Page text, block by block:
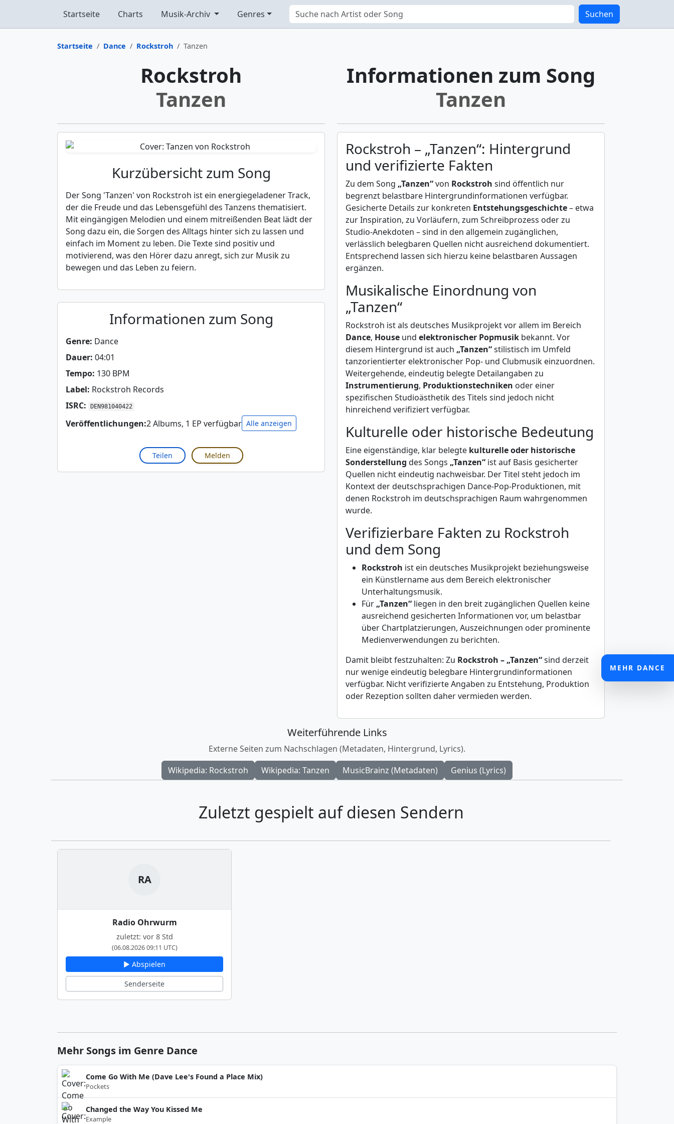
Startseite Charts Musik-Archiv Genres Suchen
Startseite Dance Rockstroh Tanzen
Rockstroh
Tanzen
Kurzübersicht zum Song
Der Song 'Tanzen' von Rockstroh ist ein energiegeladener Track,
der die Freude und das Lebensgefühl des Tanzens thematisiert.
Mit eingängigen Melodien und einem mitreißenden Beat lädt der
Song dazu ein, die Sorgen des Alltags hinter sich zu lassen und
einfach im Moment zu leben. Die Texte sind positiv und
motivierend, was den Hörer dazu anregt, sich zur Musik zu
bewegen und das Leben zu feiern.
Informationen zum Song
Genre: Dance
Dauer: 04:01
Tempo: 130 BPM
Label: Rockstroh Records
ISRC:
DEN981040422
Veröffentlichungen:2 Albums, 1 EP verfügbar Alle anzeigen
Teilen Melden
Informationen zum Song
Tanzen
Rockstroh – „Tanzen“: Hintergrund
und verifizierte Fakten
Zu dem Song „Tanzen“von Rockstroh sind öffentlich nur
begrenzt belastbare Hintergrundinformationen verfügbar.
Gesicherte Details zur konkreten Entstehungsgeschichte– etwa
zur Inspiration, zu Vorläufern, zum Schreibprozess oder zu
Studio-Anekdoten – sind in den allgemein zugänglichen,
verlässlich belegbaren Quellen nicht ausreichend dokumentiert.
Entsprechend lassen sich hierzu keine belastbaren Aussagen
ergänzen.
Musikalische Einordnung von
„Tanzen“
Rockstroh ist als deutsches Musikprojekt vor allem im Bereich
Dance, House und elektronischer Popmusik bekannt. Vor
diesem Hintergrund ist auch „Tanzen“stilistisch im Umfeld
tanzorientierter elektronischer Pop- und Clubmusik einzuordnen.
Weitergehende, eindeutig belegte Detailangaben zu
Instrumentierung, Produktionstechniken oder einer
spezifischen Studioästhetik des Titels sind jedoch nicht
hinreichend verifiziert verfügbar.
Kulturelle oder historische Bedeutung
Eine eigenständige, klar belegte kulturelle oder historische
Sonderstellung des Songs „Tanzen“ ist auf Basis gesicherter
Quellen nicht eindeutig nachweisbar. Der Titel steht jedoch im
Kontext der deutschsprachigen Dance-Pop-Produktionen, mit
denen Rockstroh im deutschsprachigen Raum wahrgenommen
wurde.
Verifizierbare Fakten zu Rockstroh
und dem Song
Rockstroh ist ein deutsches Musikprojekt beziehungsweise
ein Künstlername aus dem Bereich elektronischer
Unterhaltungsmusik.
Für „Tanzen“ liegen in den breit zugänglichen Quellen keine
ausreichend gesicherten Informationen vor, um belastbar
über Chartplatzierungen, Auszeichnungen oder prominente
Medienverwendungen zu berichten.
Damit bleibt festzuhalten: Zu Rockstroh – „Tanzen“sind derzeit
nur wenige eindeutig belegbare Hintergrundinformationen
verfügbar. Nicht verifizierte Angaben zu Entstehung, Produktion
oder Rezeption sollten daher vermieden werden.
Weiterführende Links
Externe Seiten zum Nachschlagen (Metadaten, Hintergrund, Lyrics).
Wikipedia: Rockstroh
Wikipedia: Tanzen MusicBrainz (Metadaten) Genius (Lyrics)
Zuletzt gespielt auf diesen Sendern
RA
Radio Ohrwurm
zuletzt: vor 8 Std
(06.08.2026 09:11 UTC)
▶ Abspielen
Senderseite
MEHR DANCE
Mehr Songs im Genre Dance
Come Go With Me (Dave Lee's Found a Place Mix)
Pockets
Changed the Way You Kissed Me
Example